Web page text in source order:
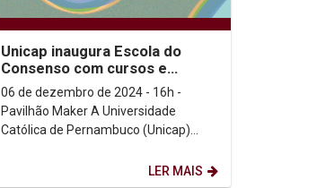
Unicap inaugura Escola do
Consenso com cursos e
serviços de mediação e
resolução de conflitos...
06 de dezembro de 2024 - 16h -
Pavilhão Maker A Universidade
Católica de Pernambuco (Unicap)
LER MAIS